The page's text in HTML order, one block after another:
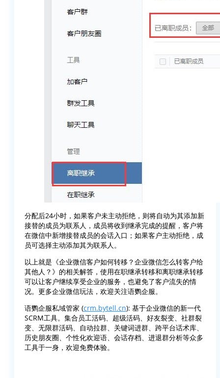
分配后24小时，如果客户未主动拒绝，则将自动为其添加新
接替的成员为联系人，成员将收到继承完成的提醒，客户将
在微信中新增接替成员的会话入口；如果客户主动拒绝，成
员可选择主动添加其为联系人。
以上就是《企业微信客户如何转移？企业微信怎么转客户给
其他人？》的相关解答，使用在职继承转移和离职继承转移
可以让客户继续享受企业的服务，也避免了客户流失的情
况。更多企业微信玩法，欢迎关注语鹦企服。
语鹦企服私域管家 (crm.bytell.cn): 基于企业微信的新一代
SCRM工具。集合员工活码、超级活码、好友裂变、社群裂
变、无限群活码、自动拉群、关键词进群、跨平台话术库、
历史朋友圈、个性化欢迎语、会话存档、进退群分析等众多
工具于一身，欢迎免费体验。